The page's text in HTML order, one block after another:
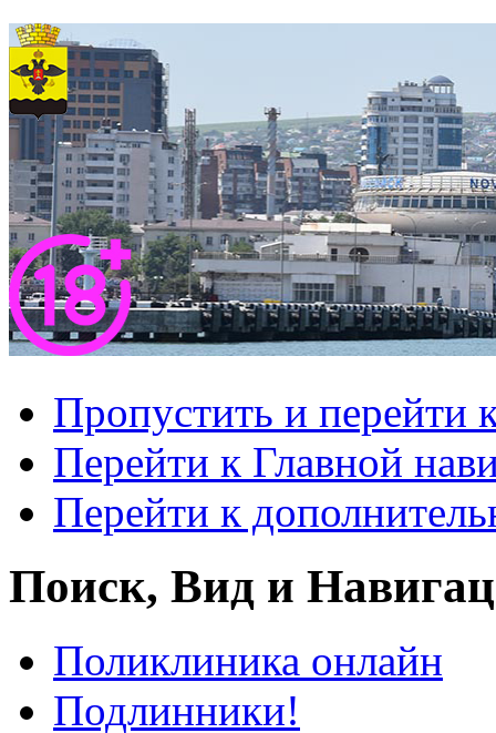
Пропустить и перейти
Перейти к Главной
Перейти к
Поиск, Вид и
Поликлиника онлайн
Подлинники!